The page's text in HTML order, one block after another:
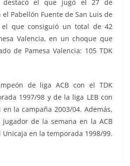
destacó el que jugó el 27 de
Pabellón Fuente de San Luis de
el que consiguió un total de 42
Valencia, en un choque que
de Pamesa Valencia: 105 TDK
de liga ACB con el TDK
1997/98 y de la liga LEB con
la campaña 2003/04. Además,
jugador de la semana en la ACB
Unicaja en la temporada 1998/99.